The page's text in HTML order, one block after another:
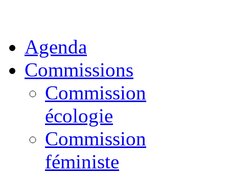
Agenda
Commissions
Commission
écologie
Commission
féministe